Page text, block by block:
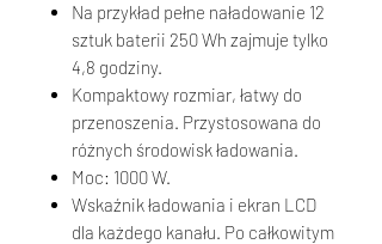
Na przykład pełne naładowanie 12
sztuk baterii 250 Wh zajmuje tylko
4,8 godziny.
Kompaktowy rozmiar, łatwy do
przenoszenia. Przystosowana do
różnych środowisk ładowania.
Moc: 1000 W.
Wskaźnik ładowania i ekran LCD
dla każdego kanału. Po całkowitym